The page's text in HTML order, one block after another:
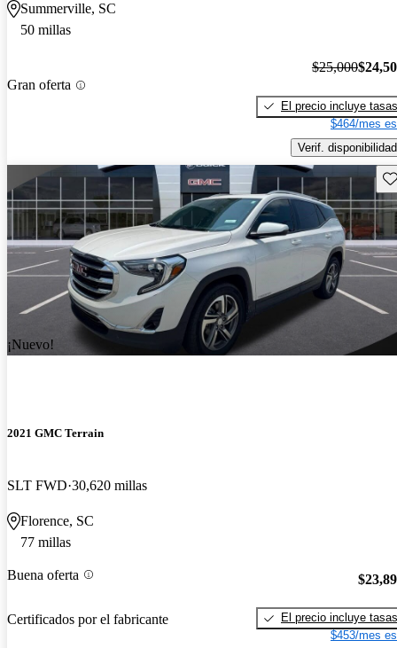
Summerville, SC
50 millas
Gran oferta
$25,000
El precio incluye tasas
$464/mes
Verif. disponibilidad
¡Nuevo!
2021 GMC Terrain
SLT FWD 30,620 millas
Florence, SC
77 millas
Buena oferta
Certificados por el fabricante
El precio incluye tasas
$453/mes